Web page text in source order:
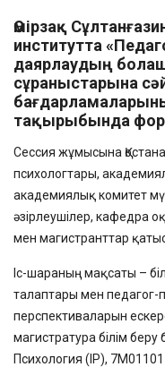
Өмірзақ
институтта
даярлаудың
сұраныстарына
тақырыбында
Сессия жұмысына
психологтары,
академиялық комитет
әзірлеушілер, кафедра
мен магистранттар
Іс-шараның мақсаты –
талаптары мен
перспективаларын
магистратура білім
Психология (IP),